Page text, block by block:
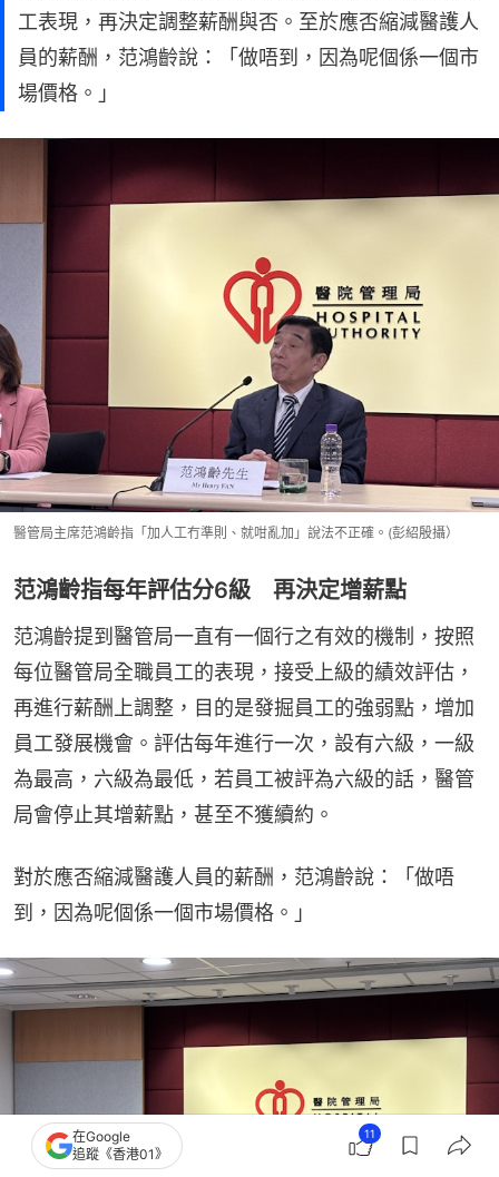
工表現，再決定調整薪酬與否。至於應否縮減醫護人
員的薪酬，范鴻齡說：「做唔到，因為呢個係一個市
場價格。」
醫管局主席范鴻齡指「加人工冇準則、就咁亂加」說法不正確。(彭紹殷攝）
范鴻齡指每年評估分6級 再決定增薪點
范鴻齡提到醫管局一直有一個行之有效的機制，按照
每位醫管局全職員工的表現，接受上級的績效評估，
再進行薪酬上調整，目的是發掘員工的強弱點，增加
員工發展機會。評估每年進行一次，設有六級，一級
為最高，六級為最低，若員工被評為六級的話，醫管
局會停止其增薪點，甚至不獲續約。
對於應否縮減醫護人員的薪酬，范鴻齡說：「做唔
到，因為呢個係一個市場價格。」
在Google
追蹤《香港01》
11